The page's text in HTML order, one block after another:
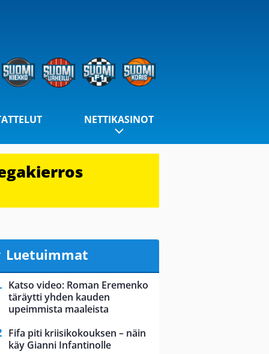
NETTIKASINOT
Luetuimmat
Katso video: Roman Eremenko
täräytti yhden kauden
upeimmista maaleista
Fifa piti kriisikokouksen – näin
käy Gianni Infantinolle